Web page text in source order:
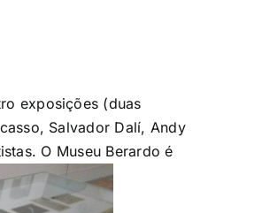
exposições (duas
Salvador Dalí, Andy
O Museu Berardo é